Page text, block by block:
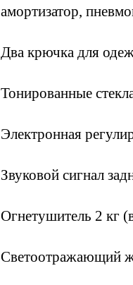
амортизатор,
Два крючка для
Тонированные
Электронная
Звуковой сигнал
Огнетушитель 2 кг
Светоотражающий